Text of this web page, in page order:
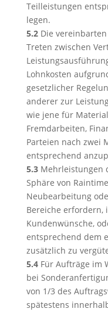
Teilleistungen
legen.
5.2Die vereinbarten
Treten zwischen
Lohnkosten
gesetzlicher
anderer zur
wie jene für
Fremdarbeiten,
Parteien nach zwei
entsprechend
5.3Mehrleistungen
Sphäre von
Neubearbeitung
Bereiche erfordern,
Kundenwünsche,
entsprechend dem
zusätzlich zu
5.4Für Aufträge im
bei
von 1/3 des
spätestens